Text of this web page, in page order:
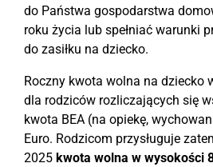
do Państwa gospodarstwa
roku życia lub spełniać warunki
do zasiłku na dziecko.
Roczny kwota wolna na dziecko
dla rodziców rozliczających się
kwota BEA (na opiekę,
Euro. Rodzicom przysługuje
2025 kwota wolna w wysokości